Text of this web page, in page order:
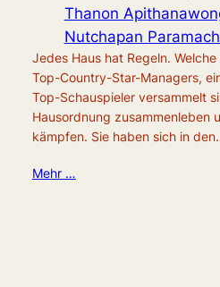
Thanon
Nutchapan
Jedes Haus hat Regeln.
Top-Country-Star-Managers,
Top-Schauspieler versammelt
Hausordnung zusammenleben
kämpfen. Sie haben sich in
Mehr …